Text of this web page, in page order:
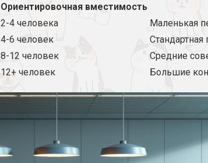
Ориентировочная вместимость
2-4 человека
Маленькая
4-6 человек
Стандартная
8-12 человек
Средние
12+ человек Большие